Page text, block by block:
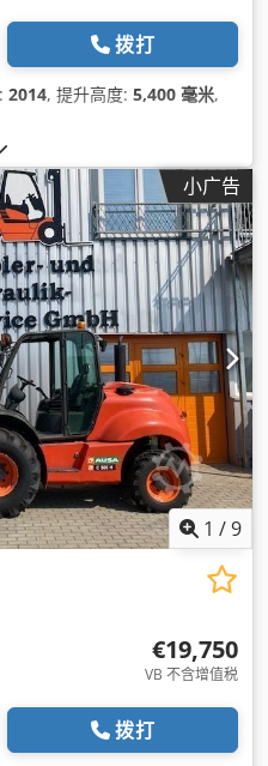
拨打
2014, 提升高度: 5,400 毫米,
小广告
1 /9
€19,750
VB 不含增值税
拨打